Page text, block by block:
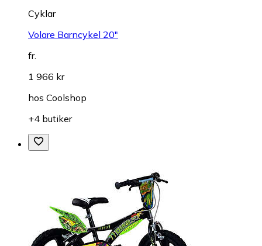
Cyklar
Volare Barncykel 20"
fr.
1 966 kr
hos Coolshop
+4 butiker